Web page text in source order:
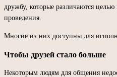
дружбу, которые различаются
проведения.
Многие из них доступны для
Чтобы друзей стало больше
Некоторым людям для общения